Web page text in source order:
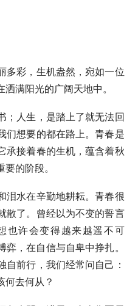
多彩，生机盎然，宛如一位
满阳光的广阔天地中。
；人生，是踏上了就无法回
们想要的都在路上。青春是
承接着春的生机，蕴含着秋
的阶段。
泪水在辛勤地耕耘。青春很
散了。曾经以为不变的誓言
也许会变得越来越遥不可
，在自信与自卑中挣扎。
自前行，我们经常问自己：
何去何从？